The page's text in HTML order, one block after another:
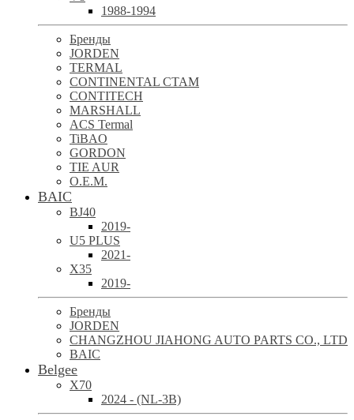
1988-1994
Бренды
JORDEN
TERMAL
CONTINENTAL CTAM
CONTITECH
MARSHALL
ACS Termal
TiBAO
GORDON
TIE AUR
O.E.M.
BAIC
BJ40
2019-
U5 PLUS
2021-
X35
2019-
Бренды
JORDEN
CHANGZHOU JIAHONG AUTO PARTS CO., LTD
BAIC
Belgee
X70
2024 - (NL-3B)